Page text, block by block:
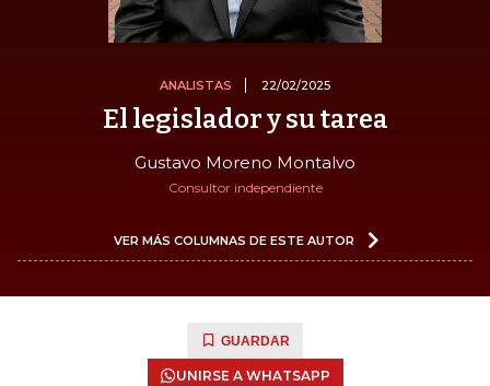
ANALISTAS 22/02/2025
El legislador y su tarea
Gustavo Moreno Montalvo
Consultor independiente
VER MÁS COLUMNAS DE ESTE AUTOR
GUARDAR
UNIRSE A WHATSAPP